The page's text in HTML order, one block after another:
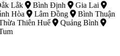
Lắk Bình Định
Gia Lai
Hòa Lâm Đồng
Bình Thuận
Thiên Huế
Quảng Bình